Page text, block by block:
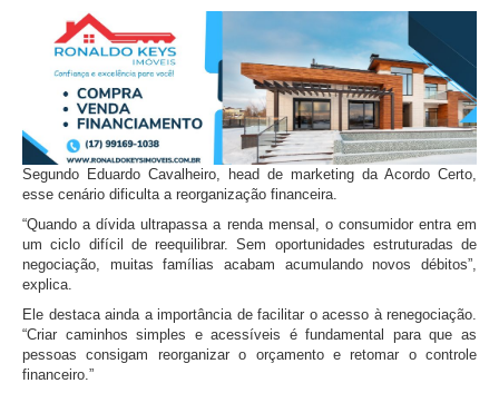
Segundo Eduardo Cavalheiro , head de marketing da Acordo Certo
esse cenário dificulta a reorganização financeira.
“Quando a dívida ultrapassa a renda mensal, o consumidor entra em
um ciclo difícil de reequilibrar. Sem oportunidades estruturadas de
negociação, muitas famílias acabam acumulando novos débitos”,
explica.
Ele destaca ainda a importância de facilitar o acesso à renegociação.
“Criar caminhos simples e acessíveis é fundamental para que as
pessoas consigam reorganizar o orçamento e retomar o controle
financeiro.”